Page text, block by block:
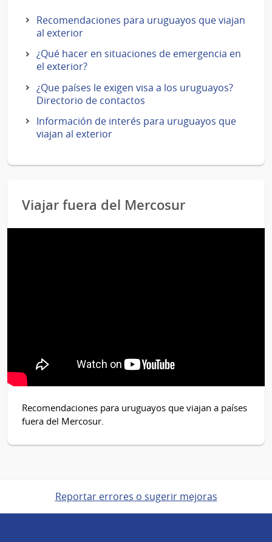
Recomendaciones para uruguayos que viajan
al exterior
¿Qué hacer en situaciones de emergencia en
el exterior?
¿Que países le exigen visa a los uruguayos?
Directorio de contactos
Información de interés para uruguayos que
viajan al exterior
Viajar fuera del Mercosur
Recomendaciones para uruguayos que viajan a países
fuera del Mercosur.
Reportar errores o sugerir mejoras